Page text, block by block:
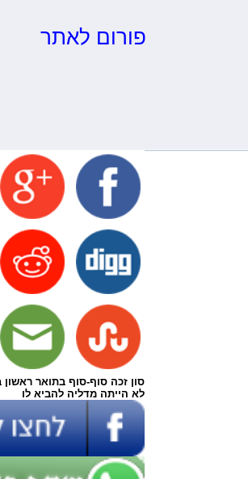
פורום לאתר
סון זכה סוף-סוף בתואר
לא הייתה מדליה להביא לו